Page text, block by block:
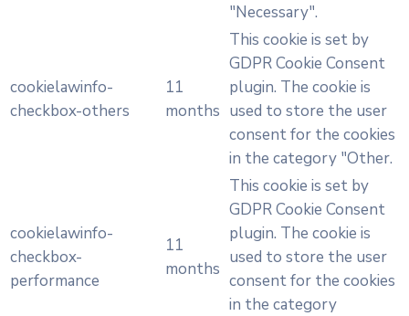
"Necessary".
cookielawinfo-
checkbox-others
11
months
This cookie is set by
GDPR Cookie Consent
plugin. The cookie is
used to store the user
consent for the cookies
in the category "Other.
cookielawinfo-
checkbox-
performance
11
months
This cookie is set by
GDPR Cookie Consent
plugin. The cookie is
used to store the user
consent for the cookies
in the category